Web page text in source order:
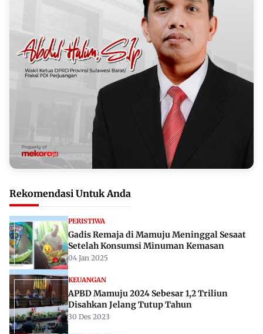
Rekomendasi Untuk Anda
PERISTIWA
Gadis Remaja di Mamuju Meninggal Sesaat
Setelah Konsumsi Minuman Kemasan
04 Jan 2025
KEUANGAN
APBD Mamuju 2024 Sebesar 1,2 Triliun
Disahkan Jelang Tutup Tahun
30 Des 2023